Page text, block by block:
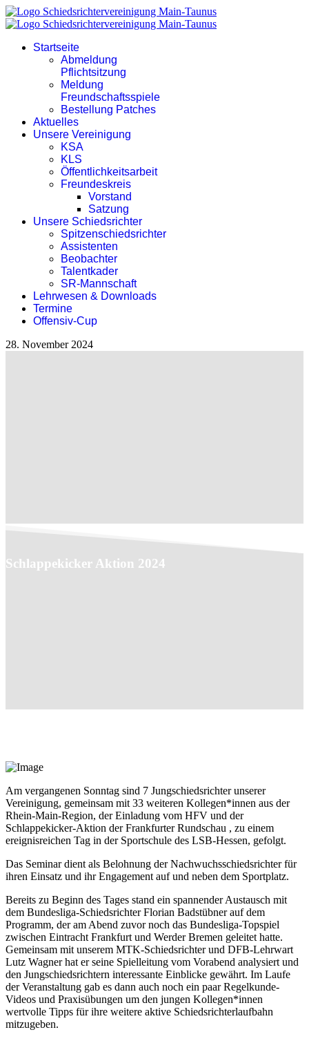
Startseite
Abmeldung
Pflichtsitzung
Meldung
Freundschaftsspiele
Bestellung Patches
Aktuelles
Unsere Vereinigung
KSA
KLS
Öffentlichkeitsarbeit
Freundeskreis
Vorstand
Satzung
Unsere Schiedsrichter
Spitzenschiedsrichter
Assistenten
Beobachter
Talentkader
SR-Mannschaft
Lehrwesen & Downloads
Termine
Offensiv-Cup
28. November 2024
Schlappekicker Aktion 2024
Am vergangenen Sonntag sind 7 Jungschiedsrichter unserer
Vereinigung, gemeinsam mit 33 weiteren Kollegen*innen aus der
Rhein-Main-Region, der Einladung vom HFV und der
Schlappekicker-Aktion der Frankfurter Rundschau , zu einem
ereignisreichen Tag in der Sportschule des LSB-Hessen, gefolgt.
Das Seminar dient als Belohnung der Nachwuchsschiedsrichter für
ihren Einsatz und ihr Engagement auf und neben dem Sportplatz.
Bereits zu Beginn des Tages stand ein spannender Austausch mit
dem Bundesliga-Schiedsrichter Florian Badstübner auf dem
Programm, der am Abend zuvor noch das Bundesliga-Topspiel
zwischen Eintracht Frankfurt und Werder Bremen geleitet hatte.
Gemeinsam mit unserem MTK-Schiedsrichter und DFB-Lehrwart
Lutz Wagner hat er seine Spielleitung vom Vorabend analysiert und
den Jungschiedsrichtern interessante Einblicke gewährt. Im Laufe
der Veranstaltung gab es dann auch noch ein paar Regelkunde-
Videos und Praxisübungen um den jungen Kollegen*innen
wertvolle Tipps für ihre weitere aktive Schiedsrichterlaufbahn
mitzugeben.